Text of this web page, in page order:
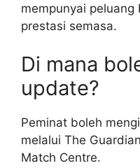
mempunyai
prestasi semasa.
Di mana
update?
Peminat boleh
melalui The
Match Centre.